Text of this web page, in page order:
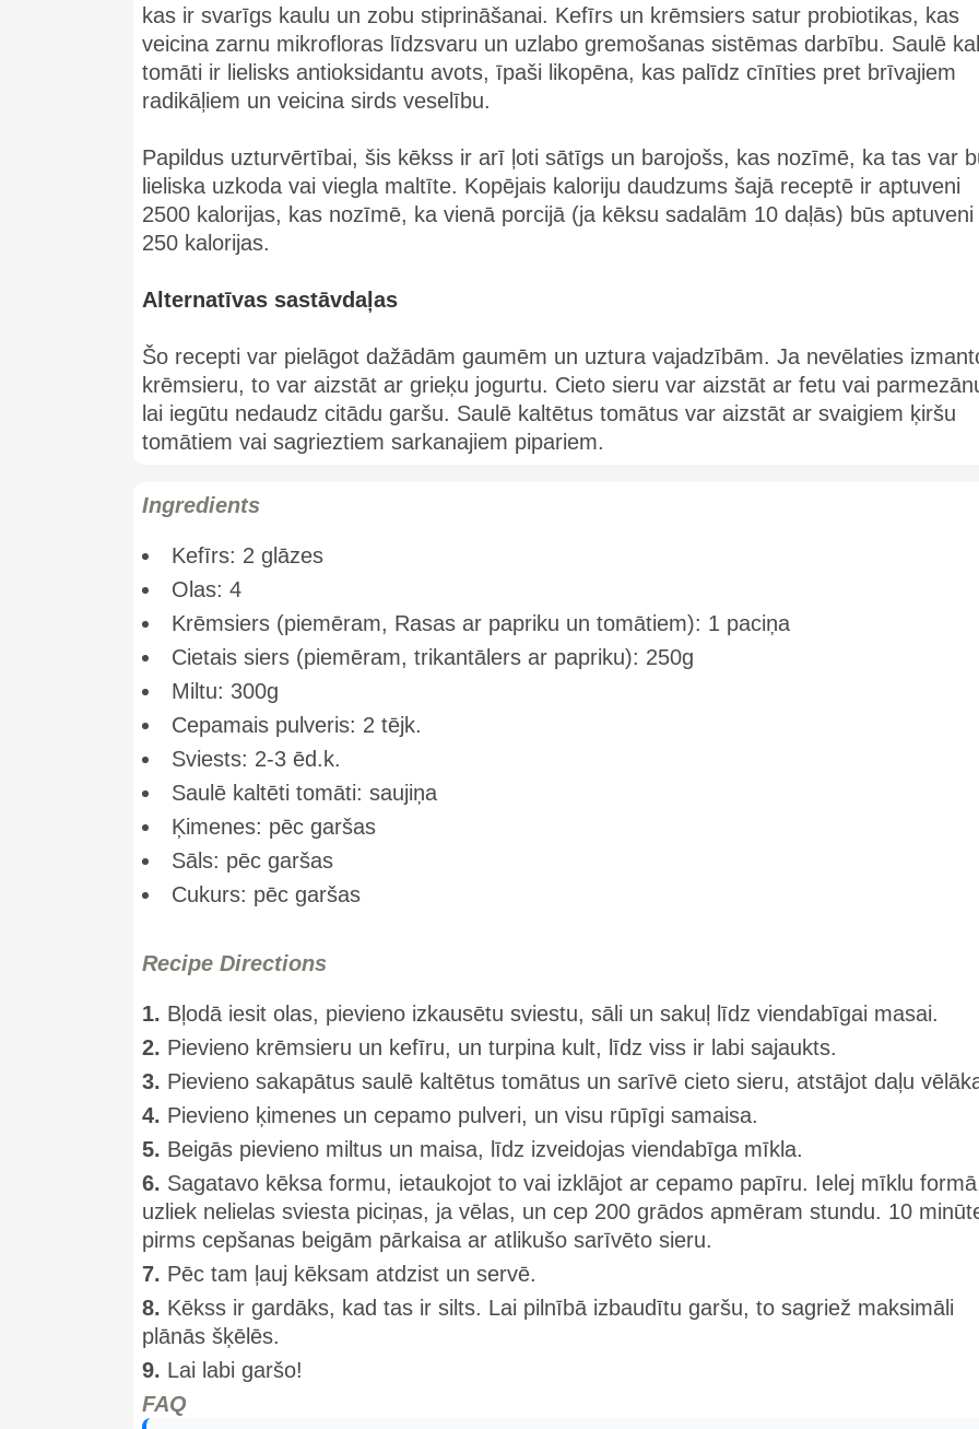
kas ir svarīgs kaulu un zobu stiprināšanai. Kefīrs un krēmsiers satur probiotikas, kas
veicina zarnu mikrofloras līdzsvaru un uzlabo gremošanas sistēmas darbību. Saulē
tomāti ir lielisks antioksidantu avots, īpaši likopēna, kas palīdz cīnīties pret brīvajiem
radikāļiem un veicina sirds veselību.
Papildus uzturvērtībai, šis kēkss ir arī ļoti sātīgs un barojošs, kas nozīmē, ka tas var
lieliska uzkoda vai viegla maltīte. Kopējais kaloriju daudzums šajā receptē ir aptuveni
2500 kalorijas, kas nozīmē, ka vienā porcijā (ja kēksu sadalām 10 daļās) būs aptuveni
250 kalorijas.
Alternatīvas sastāvdaļas
Šo recepti var pielāgot dažādām gaumēm un uztura vajadzībām. Ja nevēlaties
krēmsieru, to var aizstāt ar grieķu jogurtu. Cieto sieru var aizstāt ar fetu vai
lai iegūtu nedaudz citādu garšu. Saulē kaltētus tomātus var aizstāt ar svaigiem ķiršu
tomātiem vai sagrieztiem sarkanajiem pipariem.
Ingredients
Kefīrs: 2 glāzes
Olas: 4
Krēmsiers (piemēram, Rasas ar papriku un tomātiem): 1 paciņa
Cietais siers (piemēram, trikantālers ar papriku): 250g
Miltu: 300g
Cepamais pulveris: 2 tējk.
Sviests: 2-3 ēd.k.
Saulē kaltēti tomāti: saujiņa
Ķimenes: pēc garšas
Sāls: pēc garšas
Cukurs: pēc garšas
Recipe Directions
1. Bļodā iesit olas, pievieno izkausētu sviestu, sāli un sakuļ līdz viendabīgai masai.
2. Pievieno krēmsieru un kefīru, un turpina kult, līdz viss ir labi sajaukts.
3. Pievieno sakapātus saulē kaltētus tomātus un sarīvē cieto sieru, atstājot daļu
4. Pievieno ķimenes un cepamo pulveri, un visu rūpīgi samaisa.
5. Beigās pievieno miltus un maisa, līdz izveidojas viendabīga mīkla.
6. Sagatavo kēksa formu, ietaukojot to vai izklājot ar cepamo papīru. Ielej mīklu
uzliek nelielas sviesta piciņas, ja vēlas, un cep 200 grādos apmēram stundu. 10
pirms cepšanas beigām pārkaisa ar atlikušo sarīvēto sieru.
7. Pēc tam ļauj kēksam atdzist un servē.
8. Kēkss ir gardāks, kad tas ir silts. Lai pilnībā izbaudītu garšu, to sagriež maksimāli
plānās šķēlēs.
9. Lai labi garšo!
FAQ